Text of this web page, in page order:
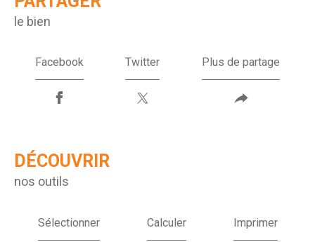
le bien
Facebook Twitter Plus de partage
DÉCOUVRIR
nos outils
Sélectionner Calculer Imprimer